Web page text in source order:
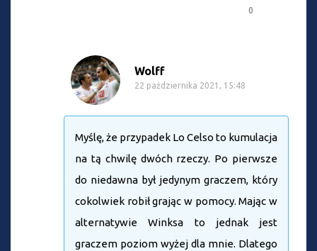
0
Wolff
22 października 2021, 15:48
Myślę, że przypadek Lo Celso to kumulacja
na tą chwilę dwóch rzeczy. Po pierwsze
do niedawna był jedynym graczem, który
cokolwiek robił grając w pomocy. Mając w
alternatywie Winksa to jednak jest
graczem poziom wyżej dla mnie. Dlatego